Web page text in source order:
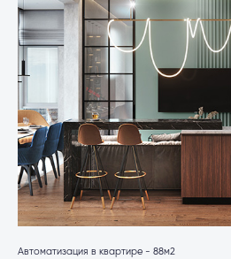
Автоматизация в квартире - 88м2